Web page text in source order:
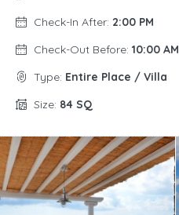
Check-In After: 2:00 PM
Check-Out Before: 10:00 AM
Type: Entire Place / Villa
Size: 84 SQ